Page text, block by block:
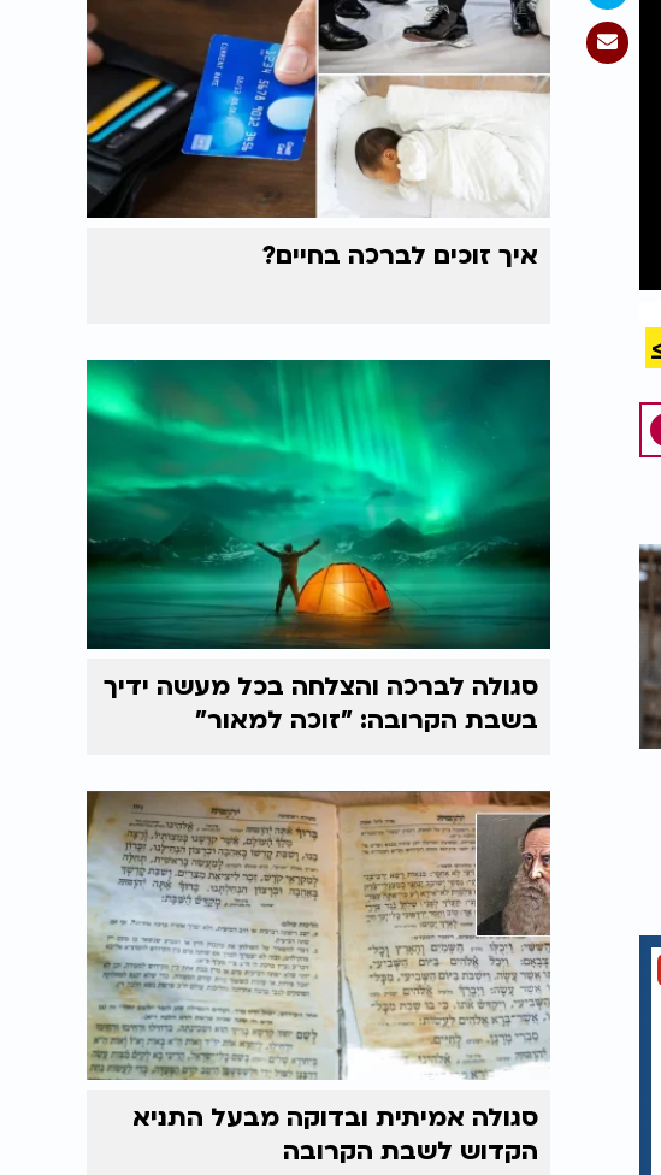
איך זוכים לברכה בחיים?
סגולה לברכה והצלחה בכל מעשה ידיך
בשבת הקרובה: "זוכה למאור"
סגולה אמיתית ובדוקה מבעל התניא
הקדוש לשבת הקרובה